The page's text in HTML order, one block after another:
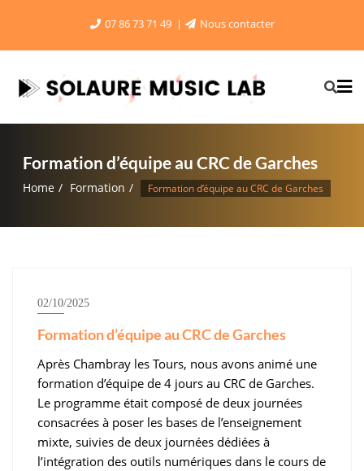
content
07 86 73 71 49 Nous contacter
Formation d’équipe au CRC de Garches
Home Formation Formation d’équipe au CRC de Garches
02/10/2025
Formation d’équipe au CRC de Garches
Après Chambray les Tours, nous avons animé une
formation d’équipe de 4 jours au CRC de Garches.
Le programme était composé de deux journées
consacrées à poser les bases de l’enseignement
mixte, suivies de deux journées dédiées à
l’intégration des outils numériques dans le cours de